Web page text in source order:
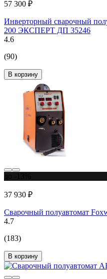
57 300 ₽
Инверторный сварочный
200 ЭКСПЕРТ ДП 35246
4.6
(90)
В корзину
37 930 ₽
Сварочный полуавтомат
4.7
(183)
В корзину